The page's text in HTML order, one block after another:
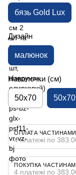
бязь Gold Lux
Дизайн
малюнок
Наволочки (см)
50х70
ОПЛАТА ЧАСТИНАМИ
4 платежі по
ПОКУПКА
4 платежі по